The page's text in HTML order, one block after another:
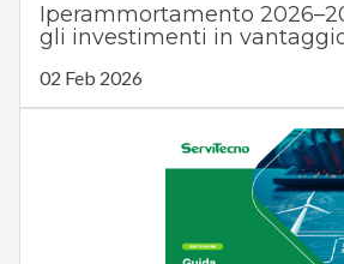
Iperammortamento
gli investimenti in
02 Feb 2026